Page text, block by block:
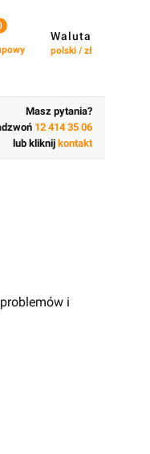
koszyku: 0. Zobacz
Waluta
polski / zł
budynku
Masz pytania?
12 414 35 06
lub kliknij kontakt
i